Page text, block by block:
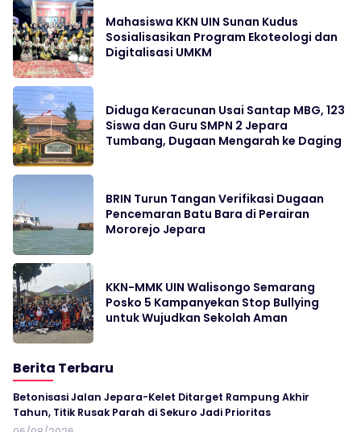
Mahasiswa KKN UIN Sunan Kudus
Sosialisasikan Program Ekoteologi dan
Digitalisasi UMKM
Diduga Keracunan Usai Santap MBG, 123
Siswa dan Guru SMPN 2 Jepara
Tumbang, Dugaan Mengarah ke Daging
BRIN Turun Tangan Verifikasi Dugaan
Pencemaran Batu Bara di Perairan
Mororejo Jepara
KKN-MMK UIN Walisongo Semarang
Posko 5 Kampanyekan Stop Bullying
untuk Wujudkan Sekolah Aman
Berita Terbaru
Betonisasi Jalan Jepara-Kelet Ditarget Rampung Akhir
Tahun, Titik Rusak Parah di Sekuro Jadi Prioritas